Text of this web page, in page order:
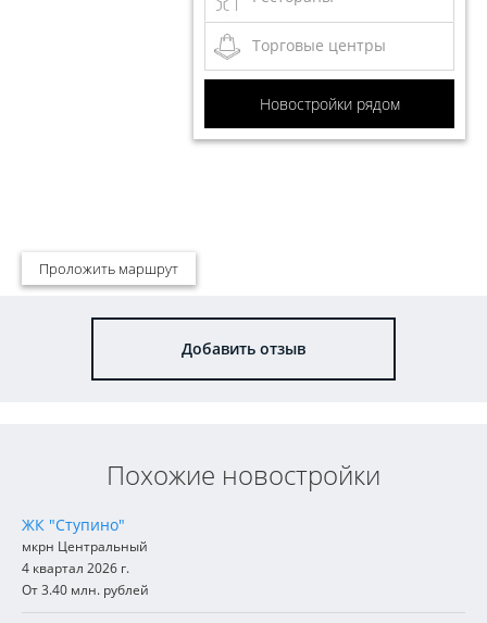
Торговые центры
Новостройки рядом
Проложить маршрут
Добавить отзыв
Похожие новостройки
ЖК "Ступино"
мкрн Центральный
4 квартал 2026 г.
От 3.40 млн. рублей